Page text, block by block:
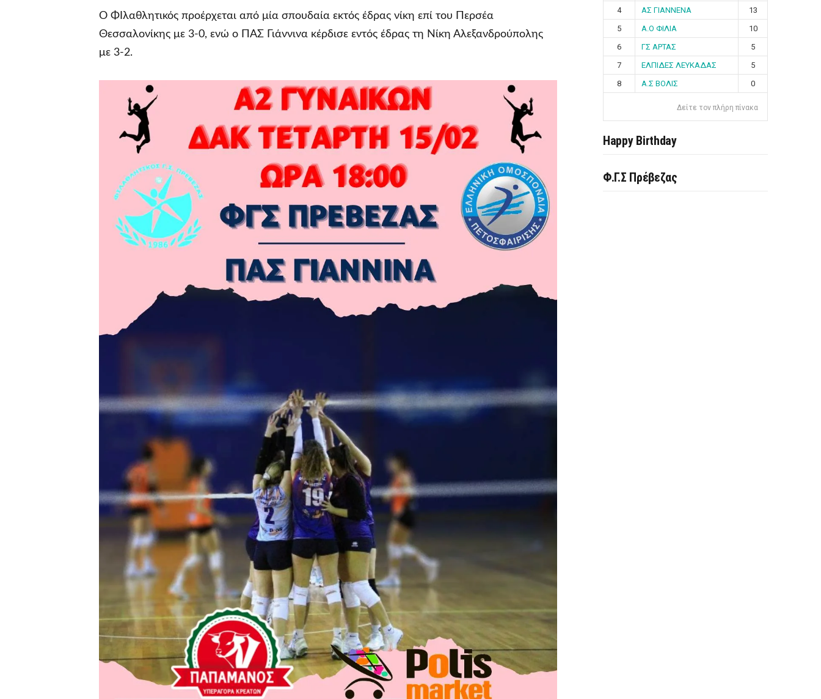
Ο ΦΙλαθλητικός προέρχεται από μία σπουδαία εκτός έδρας νίκη επί του Περσέα
Θεσσαλονίκης με 3-0, ενώ ο ΠΑΣ Γιάννινα κέρδισε εντός έδρας τη Νίκη Αλεξανδρούπολης
με 3-2.
4
ΑΣ ΓΙΑΝΝΕΝΑ
13
5
Α.Ο ΦΙΛΙΑ
10
6
ΓΣ ΑΡΤΑΣ
5
7
ΕΛΠΙΔΕΣ ΛΕΥΚΑΔΑΣ
5
8
Α.Σ ΒΟΛΙΣ 0
Δείτε τον πλήρη πίνακα
Happy Birthday
Φ.Γ.Σ Πρέβεζας